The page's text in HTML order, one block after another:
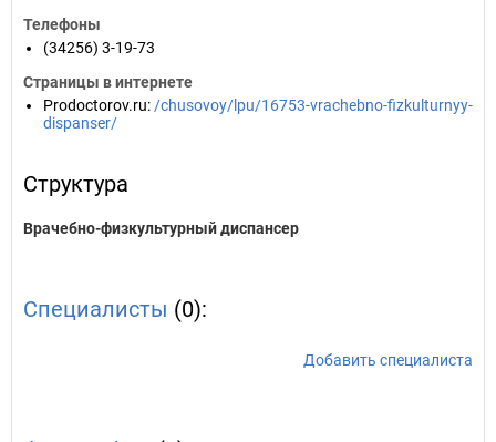
Телефоны
(34256) 3-19-73
Страницы в интернете
Prodoctorov.ru: /chusovoy/lpu/16753-vrachebno-fizkulturnyy-
dispanser/
Структура
Врачебно-физкультурный диспансер
Специалисты (0):
Добавить специалиста